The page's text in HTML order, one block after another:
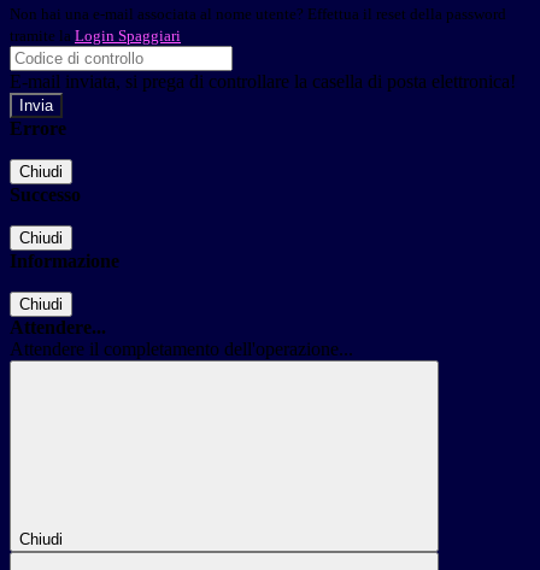
Non hai una e-mail associata al nome utente? Effettua il reset della password
tramite la Login Spaggiari
E-mail inviata, si prega di controllare la casella di posta elettronica!
Errore
Chiudi
Successo
Chiudi
Informazione
Chiudi
Attendere...
Attendere il completamento dell'operazione...
Chiudi